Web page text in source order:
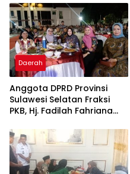
Pelayanan Kesehatan
Berkualitas
Daerah
Anggota DPRD Provinsi
Sulawesi Selatan Fraksi
PKB, Hj. Fadilah Fahriana
Takalar Menyalakan
Lentera Pengabdian
Melalui Malam Apresiasi
dan Inovasi Award 2026